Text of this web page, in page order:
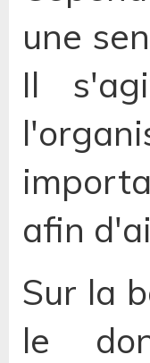
une
Il
afin
Sur la
le